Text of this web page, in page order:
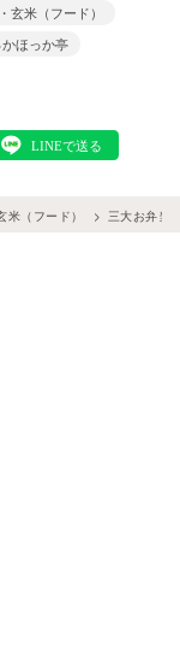
玄米（フード）
ほっか亭
米（フード） 三大お弁当